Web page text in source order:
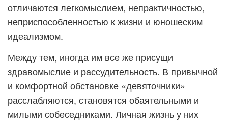
отличаются легкомыслием, непрактичностью,
неприспособленностью к жизни и юношеским
идеализмом.
Между тем, иногда им все же присущи
здравомыслие и рассудительность. В привычной
и комфортной обстановке «девяточники»
расслабляются, становятся обаятельными и
милыми собеседниками. Личная жизнь у них